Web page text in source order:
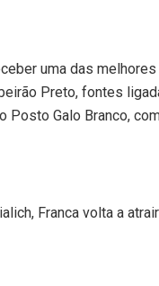
uma das
Preto, fontes
Posto Galo Branco,
Franca volta a